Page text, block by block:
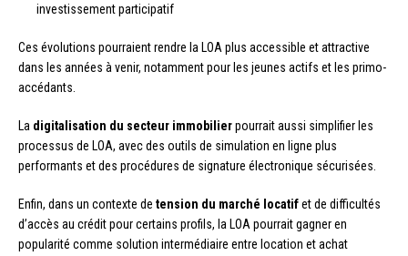
investissement participatif
Ces évolutions pourraient rendre la LOA plus accessible et attractive
dans les années à venir, notamment pour les jeunes actifs et les primo-
accédants.
La digitalisation du secteur immobilierpourrait aussi simplifier les
processus de LOA, avec des outils de simulation en ligne plus
performants et des procédures de signature électronique sécurisées.
Enfin, dans un contexte de tension du marché locatifet de difficultés
d’accès au crédit pour certains profils, la LOA pourrait gagner en
popularité comme solution intermédiaire entre location et achat